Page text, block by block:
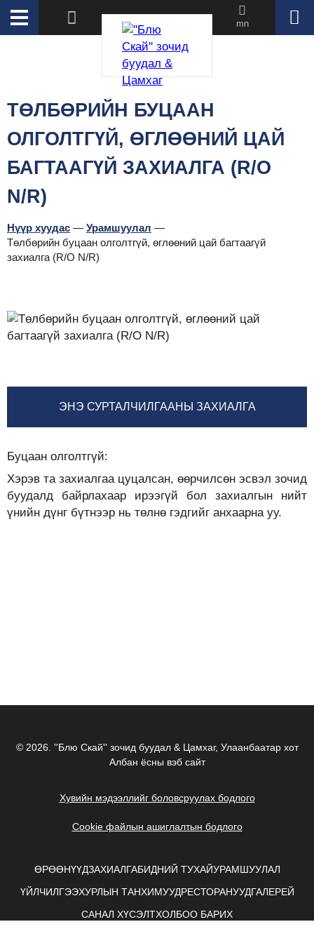
mn
ТӨЛБӨРИЙН БУЦААН
ОЛГОЛТГҮЙ, ӨГЛӨӨНИЙ ЦАЙ
БАГТААГҮЙ ЗАХИАЛГА (R/O
N/R)
Нүүр хуудас — Урамшуулал —
Төлбөрийн буцаан олголтгүй, өглөөний цай багтаагүй
захиалга (R/O N/R)
ЭНЭ СУРТАЛЧИЛГААНЫ ЗАХИАЛГА
Буцаан олголтгүй:
Хэрэв та захиалгаа цуцалсан, өөрчилсөн эсвэл зочид
буудалд байрлахаар ирээгүй бол захиалгын нийт
үнийн дүнг бүтнээр нь төлнө гэдгийг анхаарна уу.
© 2026. ''Блю Скай'' зочид буудал & Цамхаг, Улаанбаатар хот
Албан ёсны вэб сайт
Хувийн мэдээллийг боловсруулах бодлого
Cookie файлын ашиглалтын бодлого
ӨРӨӨНҮҮДЗАХИАЛГАБИДНИЙ ТУХАЙУРАМШУУЛАЛ
ҮЙЛЧИЛГЭЭХУРЛЫН ТАНХИМУУДРЕСТОРАНУУДГАЛЕРЕЙ
САНАЛ ХҮСЭЛТХОЛБОО БАРИХ